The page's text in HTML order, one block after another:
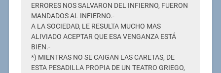
ERRORES NOS SALVARON DEL INFIERNO, FUERON
MANDADOS AL INFIERNO.-
A LA SOCIEDAD, LE RESULTA MUCHO MAS
ALIVIADO ACEPTAR QUE ESA VENGANZA ESTÁ
BIEN.-
*) MIENTRAS NO SE CAIGAN LAS CARETAS, DE
ESTA PESADILLA PROPIA DE UN TEATRO GRIEGO,